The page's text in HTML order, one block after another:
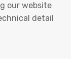
our website
detail